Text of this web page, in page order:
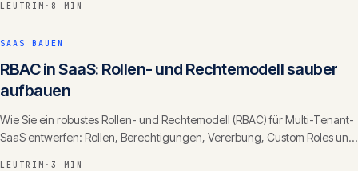
LEUTRIM · 8 MIN
SAAS BAUEN
RBAC in SaaS: Rollen- und Rechtemodell sauber
aufbauen
Wie Sie ein robustes Rollen- und Rechtemodell (RBAC) für Multi-Tenant-
SaaS entwerfen: Rollen, Berechtigungen, Vererbung, Custom Roles und
LEUTRIM · 3 MIN